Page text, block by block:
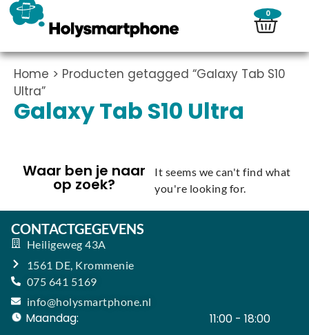
0
Home > Producten getagged “Galaxy Tab S10
Ultra”
Galaxy Tab S10 Ultra
Waar ben je naar
op zoek?
It seems we can't find what
you're looking for.
CONTACTGEGEVENS
Heiligeweg 43A
1561 DE, Krommenie
075 641 5169
info@holysmartphone.nl
Maandag:
11:00 - 18:00